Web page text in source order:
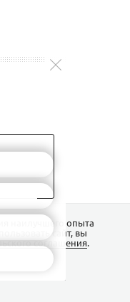
наилучшего опыта
сайт, вы
соглашения.